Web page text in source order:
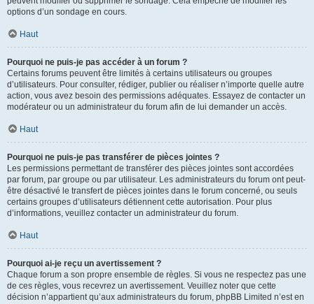
options d’un sondage en cours.
Haut
Pourquoi ne puis-je pas accéder à un forum ?
Certains forums peuvent être limités à certains utilisateurs ou groupes
d’utilisateurs. Pour consulter, rédiger, publier ou réaliser n’importe quelle autre
action, vous avez besoin des permissions adéquates. Essayez de contacter un
modérateur ou un administrateur du forum afin de lui demander un accès.
Haut
Pourquoi ne puis-je pas transférer de pièces jointes ?
Les permissions permettant de transférer des pièces jointes sont accordées
par forum, par groupe ou par utilisateur. Les administrateurs du forum ont peut-
être désactivé le transfert de pièces jointes dans le forum concerné, ou seuls
certains groupes d’utilisateurs détiennent cette autorisation. Pour plus
d’informations, veuillez contacter un administrateur du forum.
Haut
Pourquoi ai-je reçu un avertissement ?
Chaque forum a son propre ensemble de règles. Si vous ne respectez pas une
de ces règles, vous recevrez un avertissement. Veuillez noter que cette
décision n’appartient qu’aux administrateurs du forum, phpBB Limited n’est en